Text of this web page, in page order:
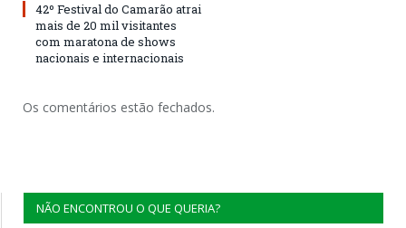
42º Festival do Camarão atrai
mais de 20 mil visitantes
com maratona de shows
nacionais e internacionais
Os comentários estão fechados.
NÃO ENCONTROU O QUE QUERIA?